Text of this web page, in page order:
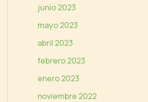
junio 2023
mayo 2023
abril 2023
febrero 2023
enero 2023
noviembre 2022